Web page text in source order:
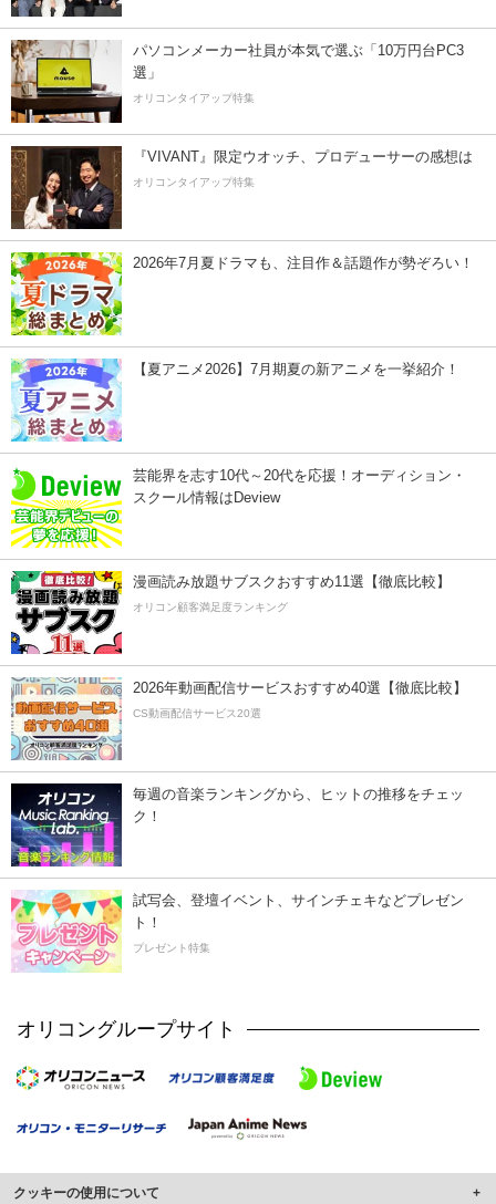
パソコンメーカー社員が本気で選ぶ「10万円台PC3
選」
オリコンタイアップ特集
『VIVANT』限定ウオッチ、プロデューサーの感想は
オリコンタイアップ特集
2026年7月夏ドラマも、注目作＆話題作が勢ぞろい！
【夏アニメ2026】7月期夏の新アニメを一挙紹介！
芸能界を志す10代～20代を応援！オーディション・
スクール情報はDeview
漫画読み放題サブスクおすすめ11選【徹底比較】
オリコン顧客満足度ランキング
2026年動画配信サービスおすすめ40選【徹底比較】
CS動画配信サービス20選
毎週の音楽ランキングから、ヒットの推移をチェッ
ク！
試写会、登壇イベント、サインチェキなどプレゼン
ト！
プレゼント特集
オリコングループサイト
クッキーの使用について